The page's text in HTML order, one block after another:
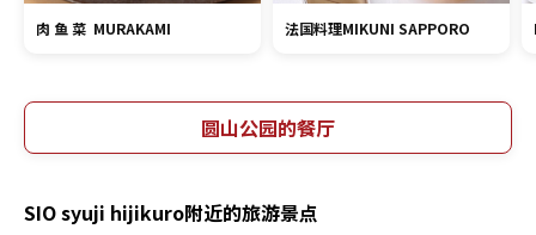
肉 鱼 菜 MURAKAMI 法国料理MIKUNI SAPPORO
圆山公园的餐厅
SIO syuji hijikuro附近的旅游景点